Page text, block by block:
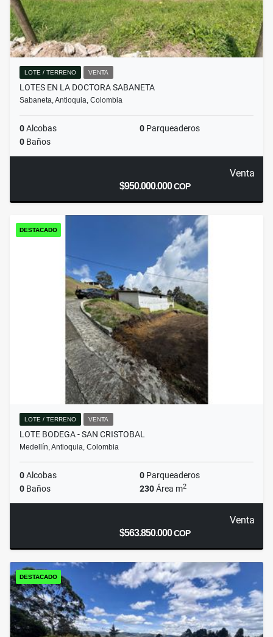
LOTE / TERRENO VENTA
LOTES EN LA DOCTORA SABANETA
Sabaneta, Antioquia, Colombia
0Alcobas 0 Parqueaderos
0 Baños
Venta
$950.000.000COP
DESTACADO
LOTE / TERRENO VENTA
LOTE BODEGA - SAN CRISTOBAL
Medellín, Antioquia, Colombia
0Alcobas 0 Parqueaderos
0 Baños 230Área m2
Venta
$563.850.000COP
DESTACADO